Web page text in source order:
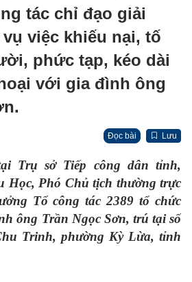
tác chỉ đạo giải
việc khiếu nại, tố
phức tạp, kéo dài
với gia đình ông
Đọc bài Lưu
Trụ sở Tiếp công dân tỉnh,
Học, Phó Chủ tịch thường trực
Tổ công tác 2389 tổ chức
ông Trần Ngọc Sơn, trú tại số
Trinh, phường Kỳ Lừa, tỉnh